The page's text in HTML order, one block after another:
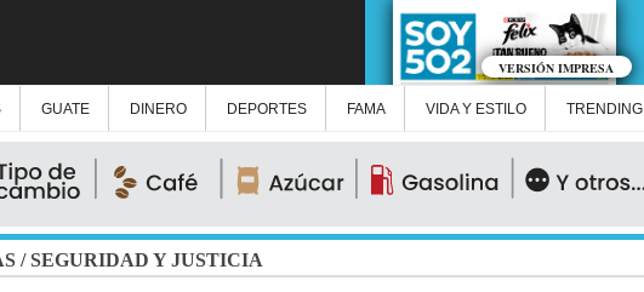
VERSIÓN IMPRESA
GUATE DINERO DEPORTES FAMA VIDA Y ESTILO TRENDING
/SEGURIDAD Y JUSTICIA